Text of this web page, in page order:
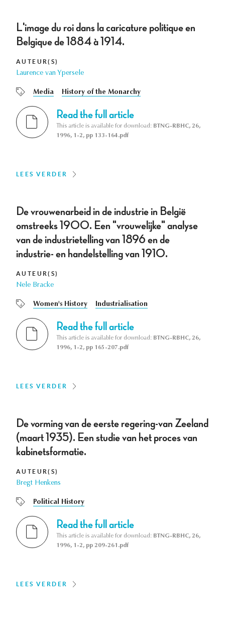
L'image du roi dans la caricature politique en
Belgique de 1884 à 1914.
AUTEUR(S)
Laurence van Ypersele
Media History of the Monarchy
Read the full article
This article is available for download: BTNG-RBHC, 26,
1996, 1-2, pp 133-164.pdf
LEES VERDER
De vrouwenarbeid in de industrie in België
omstreeks 1900. Een "vrouwelijke" analyse
van de industrietelling van 1896 en de
industrie- en handelstelling van 1910.
AUTEUR(S)
Nele Bracke
Women's History Industrialisation
Read the full article
This article is available for download: BTNG-RBHC, 26,
1996, 1-2, pp 165-207.pdf
LEES VERDER
De vorming van de eerste regering-van Zeeland
(maart 1935). Een studie van het proces van
kabinetsformatie.
AUTEUR(S)
Bregt Henkens
Political History
Read the full article
This article is available for download: BTNG-RBHC, 26,
1996, 1-2, pp 209-261.pdf
LEES VERDER